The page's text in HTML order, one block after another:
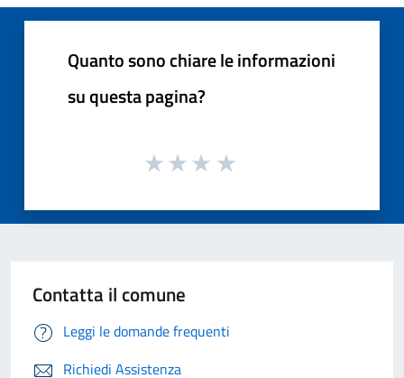
Quanto sono chiare le informazioni
su questa pagina?
Contatta il comune
Leggi le domande frequenti
Richiedi Assistenza